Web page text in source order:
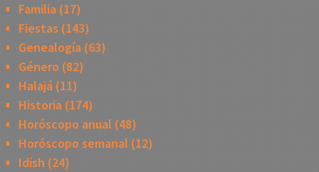
Familia(17)
Fiestas (143)
Genealogía(63)
Género (82)
Halajá(11)
Historia(174)
Horóscopo anual (48)
Horóscopo semanal (12)
Idish (24)